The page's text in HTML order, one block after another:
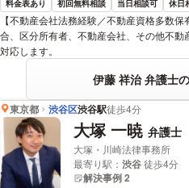
料金表あり 初回無料相談 当日相談可 休日
【不動産会社法務経験／不動産資格多数
合、区分所有者、不動産会社、その他不
対応します。
伊藤 祥治 弁護士
東京都 渋谷区渋谷駅徒歩4分
大塚 一暁 弁護士
大塚・川崎法律事務所
最寄り駅： 渋谷徒歩4分
解決事例 2